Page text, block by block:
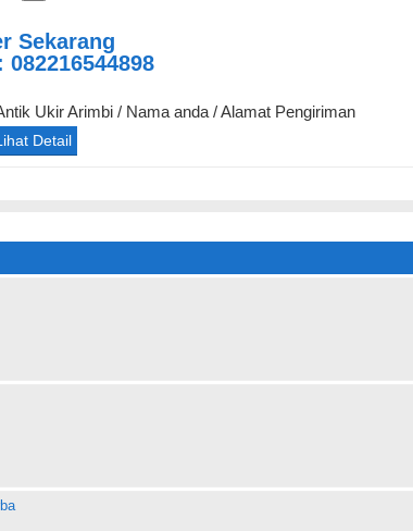
Sekarang
082216544898
Ukir Arimbi / Nama anda / Alamat Pengiriman
Detail